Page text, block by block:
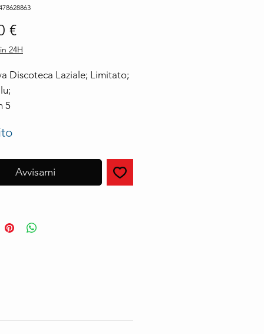
€Prezzo
24H
Discoteca Laziale; Limitato;
5
15 / 08 / 2025
Avvisami